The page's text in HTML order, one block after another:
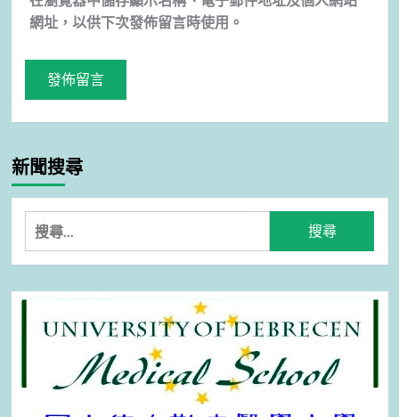
網址，以供下次發佈留言時使用。
新聞搜尋
搜
尋
關
鍵